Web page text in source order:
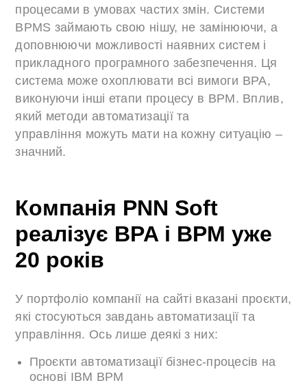
процесами в умовах частих змін. Системи
BPMS займають свою нішу, не замінюючи, а
доповнюючи можливості наявних систем і
прикладного програмного забезпечення. Ця
система може охоплювати всі вимоги BPA,
виконуючи інші етапи процесу в BPM. Вплив,
який методи автоматизації та
управління можуть мати на кожну ситуацію –
значний.
Компанія PNN Soft
реалізує BPA і BPM уже
20 років
У портфоліо компанії на сайті вказані проєкти,
які стосуються завдань автоматизації та
управління. Ось лише деякі з них:
Проєкти автоматизації бізнес-процесів на
основі IBM BPM